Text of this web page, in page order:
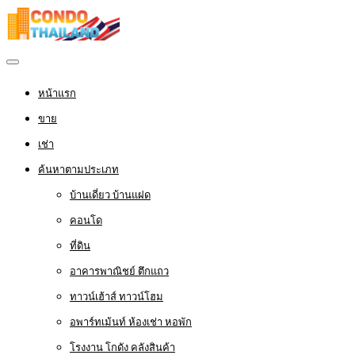
หน้าแรก
ขาย
เช่า
ค้นหาตามประเภท
บ้านเดี่ยว บ้านแฝด
คอนโด
ที่ดิน
อาคารพาณิชย์ ตึกแถว
ทาวน์เฮ้าส์ ทาวน์โฮม
อพาร์ทเม้นท์ ห้องเช่า หอพัก
โรงงาน โกดัง คลังสินค้า